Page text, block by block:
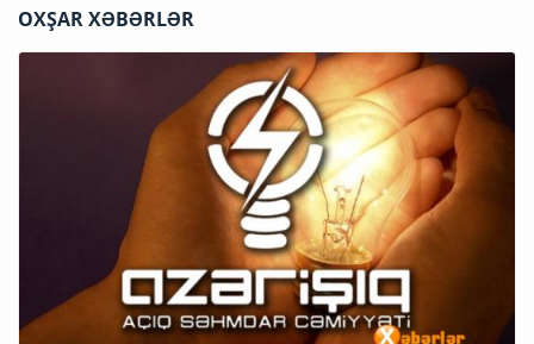
OXŞAR XƏBƏRLƏR